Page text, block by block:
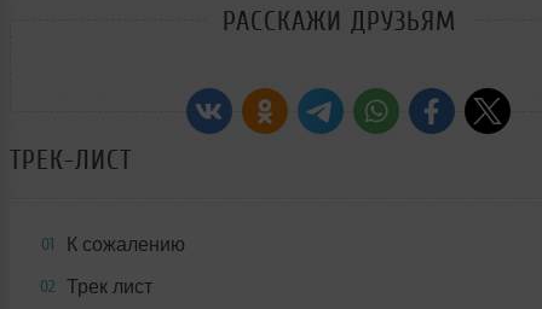
РАССКАЖИ ДРУЗЬЯМ
ТРЕК-ЛИСТ
01 К сожалению
02 Трек лист